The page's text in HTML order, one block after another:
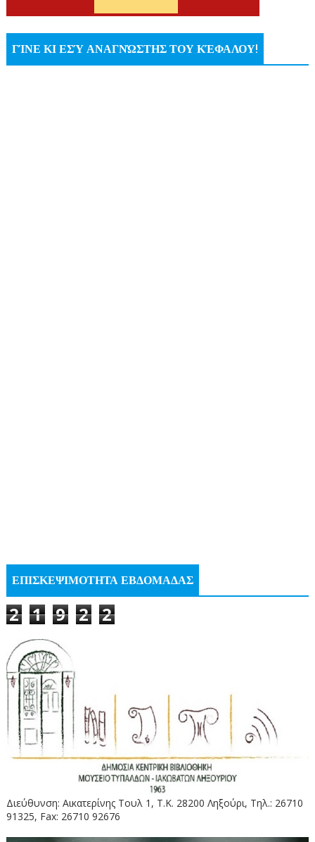
ΓΊΝΕ ΚΙ ΕΣΎ ΑΝΑΓΝΏΣΤΗΣ ΤΟΥ ΚΈΦΑΛΟΥ!
ΕΠΙΣΚΕΨΙΜΟΤΗΤΑ ΕΒΔΟΜΑΔΑΣ
2 1 9 2 2
Διεύθυνση: Αικατερίνης Τουλ 1, Τ.Κ. 28200 Ληξούρι, Τηλ.: 26710
91325, Fax: 26710 92676